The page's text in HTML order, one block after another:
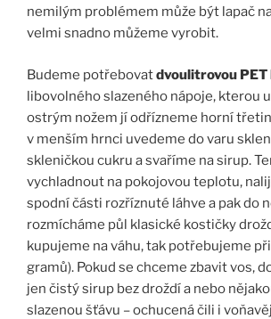
nemilým problémem může být lapač
velmi snadno můžeme vyrobit.
Budeme potřebovatdvoulitrovou PET
libovolného slazeného nápoje, kterou
ostrým nožem jí odřízneme horní
v menším hrnci uvedeme do varu
skleničkou cukru a svaříme na sirup.
vychladnout na pokojovou teplotu,
spodní části rozříznuté láhve a pak do
rozmícháme půl klasické kostičky
kupujeme na váhu, tak potřebujeme
gramů). Pokud se chceme zbavit vos,
jen čistý sirup bez droždí a nebo
slazenou šťávu – ochucená čili i